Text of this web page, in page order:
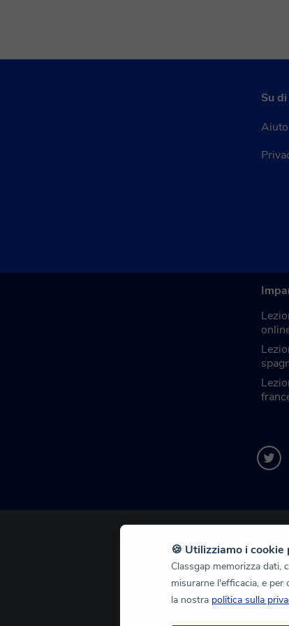
Su
Aiuto
🍪 Utilizziamo i
Classgap memorizza dati,
misurarne l'efficacia, e
la nostra politica sulla